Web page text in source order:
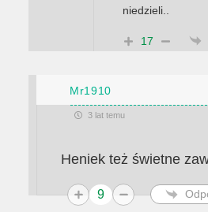
niedzieli..
17
Mr1910
3 lat temu
Heniek też świetne
9